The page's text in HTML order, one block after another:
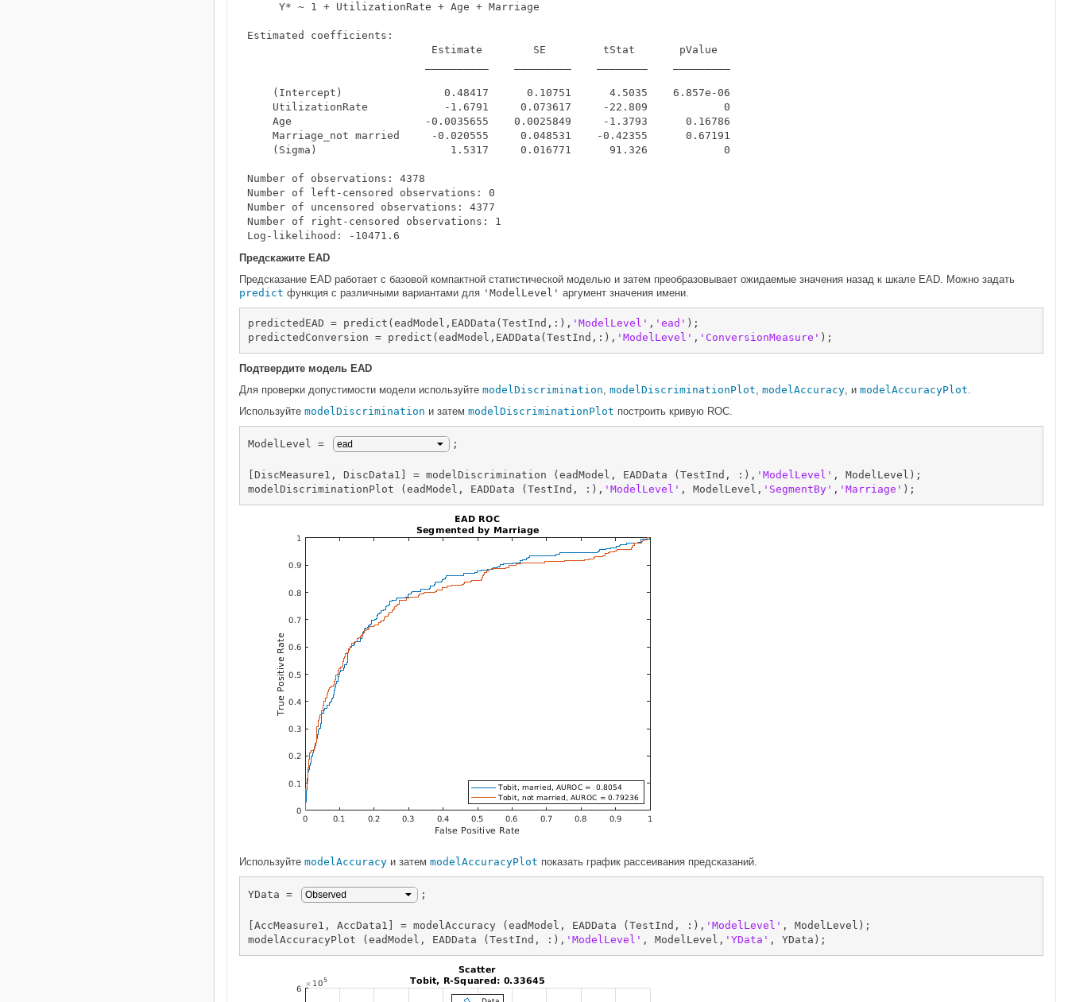
     Y* ~ 1 + UtilizationRate + Age + Marriage
Estimated coefficients:
                             Estimate        SE         tStat       pValue
    (Intercept)                0.48417      0.10751      4.5035    6.857e-06
    UtilizationRate            -1.6791     0.073617     -22.809            0
    Age                     -0.0035655    0.0025849     -1.3793      0.16786
    Marriage_not married     -0.020555     0.048531    -0.42355      0.67191
    (Sigma)                     1.5317     0.016771      91.326            0
Number of observations: 4378
Number of left-censored observations: 0
Number of uncensored observations: 4377
Number of right-censored observations: 1
Предскажите EAD
Предсказание EAD работает с базовой компактной статистической моделью и затем преобразовывает ожидаемые значения назад к шкале EAD. Можно задать
predict функция с различными вариантами для 'ModelLevel' аргумент значения имени.
predictedEAD = predict(eadModel,EADData(TestInd,:), 'ModelLevel' , 'ead' );
predictedConversion = predict(eadModel,EADData(TestInd,:), 'ModelLevel' , 'ConversionMeasure' );
Подтвердите модель EAD
Для проверки допустимости модели используйте modelDiscrimination, modelDiscriminationPlot, modelAccuracy, и modelAccuracyPlot.
Используйте modelDiscrimination и затем modelDiscriminationPlot построить кривую ROC.
ModelLevel = ;
[DiscMeasure1, DiscData1] = modelDiscrimination (eadModel, EADData (TestInd, :), 'ModelLevel' , ModelLevel);
modelDiscriminationPlot (eadModel, EADData (TestInd, :), 'ModelLevel' , ModelLevel, 'SegmentBy' , 'Marriage' );
Используйте modelAccuracy и затем modelAccuracyPlot показать график рассеивания предсказаний.
YData = ;
[AccMeasure1, AccData1] = modelAccuracy (eadModel, EADData (TestInd, :), 'ModelLevel' , ModelLevel);
modelAccuracyPlot (eadModel, EADData (TestInd, :), 'ModelLevel' , ModelLevel, 'YData' , YData);